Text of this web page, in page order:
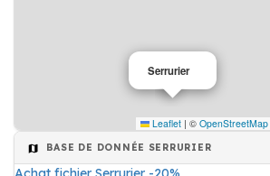
Serrurier
Leaflet | © OpenStreetMap
BASE DE DONNÉE SERRURIER